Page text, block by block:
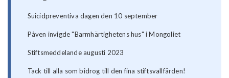
Suicidpreventiva dagen den 10 september
Påven invigde "Barmhärtighetens hus" i Mongoliet
Stiftsmeddelande augusti 2023
Tack till alla som bidrog till den fina stiftsvallfärden!